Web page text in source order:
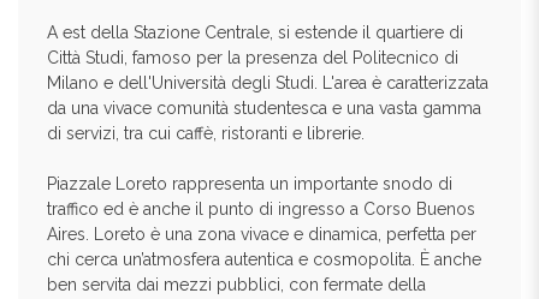
A est della Stazione Centrale, si estende il quartiere di
Città Studi, famoso per la presenza del Politecnico di
Milano e dell'Università degli Studi. L'area è caratterizzata
da una vivace comunità studentesca e una vasta gamma
di servizi, tra cui caffè, ristoranti e librerie.
Piazzale Loreto rappresenta un importante snodo di
traffico ed è anche il punto di ingresso a Corso Buenos
Aires. Loreto è una zona vivace e dinamica, perfetta per
chi cerca un’atmosfera autentica e cosmopolita. È anche
ben servita dai mezzi pubblici, con fermate della